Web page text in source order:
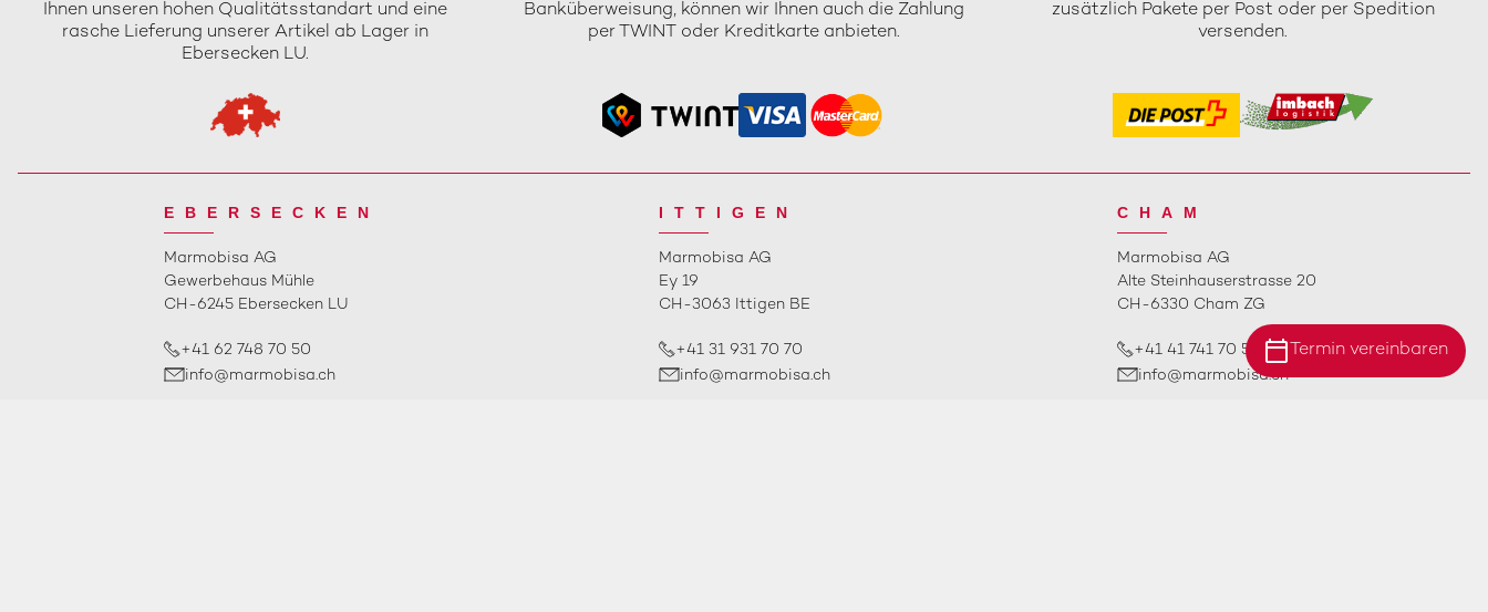
Ihnen unseren hohen Qualitätsstandart und eine
rasche Lieferung unserer Artikel ab Lager in
Ebersecken LU.
Banküberweisung, können wir Ihnen auch die Zahlung
per TWINT oder Kreditkarte anbieten.
zusätzlich Pakete per Post oder per Spedition
versenden.
calendar_today Termin vereinbaren
EBERSECKEN
Marmobisa AG
Gewerbehaus Mühle
CH-6245 Ebersecken LU
+41 62 748 70 50
info@marmobisa.ch
ITTIGEN
Marmobisa AG
Ey 19
CH-3063 Ittigen BE
+41 31 931 70 70
info@marmobisa.ch
CHAM
Marmobisa AG
Alte Steinhauserstrasse 20
CH-6330 Cham ZG
+41 41 741 70 50
info@marmobisa.ch